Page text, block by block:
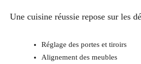
Une cuisine réussie repose sur les
Réglage des portes et tiroirs
Alignement des meubles